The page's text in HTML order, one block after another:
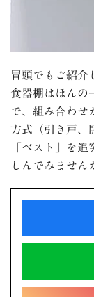
冒頭でもご紹介
食器棚はほんの
で、組み合わせ
方式（引き戸、
「ベスト」を
しんでみません